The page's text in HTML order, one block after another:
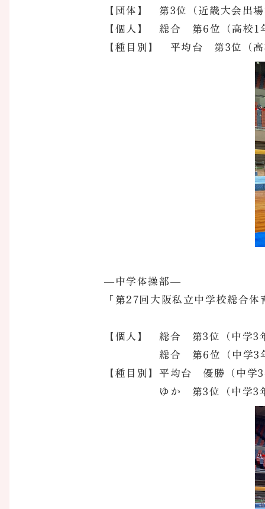
【団体】 第3位（近畿大会出
【個人】 総合 第6位（高校1
【種目別】 平均台 第3位（
―中学体操部―
「第27回大阪私立中学校総合
【個人】 総合 第3位（中学3
総合 第6位（中学3年
【種目別】平均台 優勝（中学
ゆか 第3位（中学3年